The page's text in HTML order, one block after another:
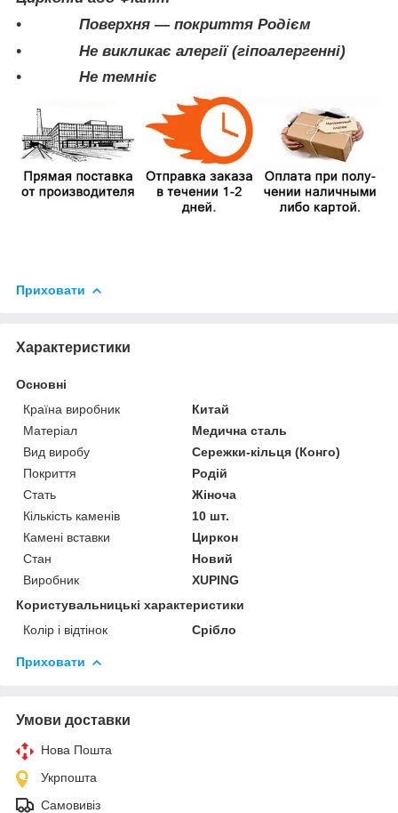
• Поверхня — покриття Родієм
• Не викликає алергії (гіпоалергенні)
• Не темніє
Приховати
Характеристики
Основні
Країна виробник
Китай
Матеріал
Медична сталь
Вид виробу
Сережки-кільця (Конго)
Покриття
Родій
Стать
Жіноча
Кількість каменів
10 шт.
Камені вставки
Циркон
Стан
Новий
Виробник
XUPING
Користувальницькі характеристики
Колір і відтінок
Срібло
Приховати
Умови доставки
Нова Пошта
Укрпошта
Самовивіз